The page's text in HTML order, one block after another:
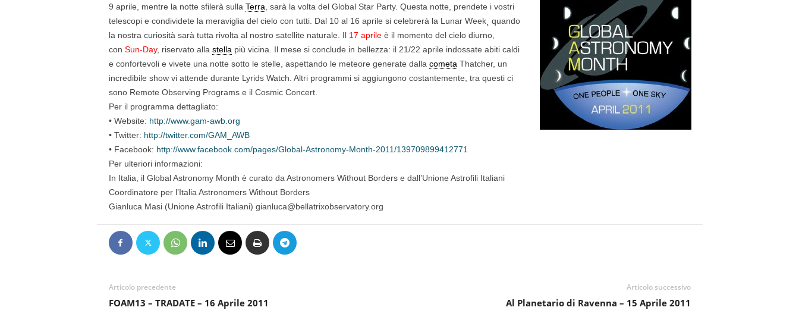
9 aprile, mentre la notte sfilerà sulla Terra , sarà la volta del Global Star Party. Questa notte, prendete i vostri
telescopi e condividete la meraviglia del cielo con tutti. Dal 10 al 16 aprile si celebrerà la Lunar Week¸ quando
la nostra curiosità sarà tutta rivolta al nostro satellite naturale. Il 17 aprileè il momento del cielo diurno,
con Sun-Day, riservato alla stella più vicina. Il mese si conclude in bellezza: il 21/22 aprile indossate abiti caldi
e confortevoli e vivete una notte sotto le stelle, aspettando le meteore generate dalla cometa Thatcher, un
incredibile show vi attende durante Lyrids Watch. Altri programmi si aggiungono costantemente, tra questi ci
sono Remote Observing Programs e il Cosmic Concert.
Per il programma dettagliato:
• Website: http://www.gam-awb.org
• Twitter: http://twitter.com/GAM_AWB
• Facebook: http://www.facebook.com/pages/Global-Astronomy-Month-2011/139709899412771
Per ulteriori informazioni:
In Italia, il Global Astronomy Month è curato da Astronomers Without Borders e dall’Unione Astrofili Italiani
Coordinatore per l’Italia Astronomers Without Borders
Gianluca Masi (Unione Astrofili Italiani) gianluca@bellatrixobservatory.org
Articolo precedente
FOAM13 – TRADATE – 16 Aprile 2011
Articolo successivo
Al Planetario di Ravenna – 15 Aprile 2011